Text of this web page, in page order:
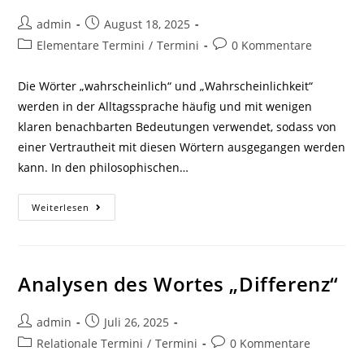
Beitrags-
Autor:
admin
Beitrag
veröffentlicht:
August 18, 2025
Beitrags-
Elementare Termini / Termini
Beitrags-
0 Kommentare
Die Wörter „wahrscheinlich“ und „Wahrscheinlichkeit“
werden in der Alltagssprache häufig und mit wenigen
klaren benachbarten Bedeutungen verwendet, sodass von
einer Vertrautheit mit diesen Wörtern ausgegangen werden
kann. In den philosophischen…
Weiterlesen Analysen
Zu
„Chance“
Analysen des Wortes „Differenz“
Beitrags-
Autor:
admin
Beitrag
veröffentlicht:
Juli 26, 2025
Beitrags-
Relationale Termini / Termini
Beitrags-
0 Kommentare